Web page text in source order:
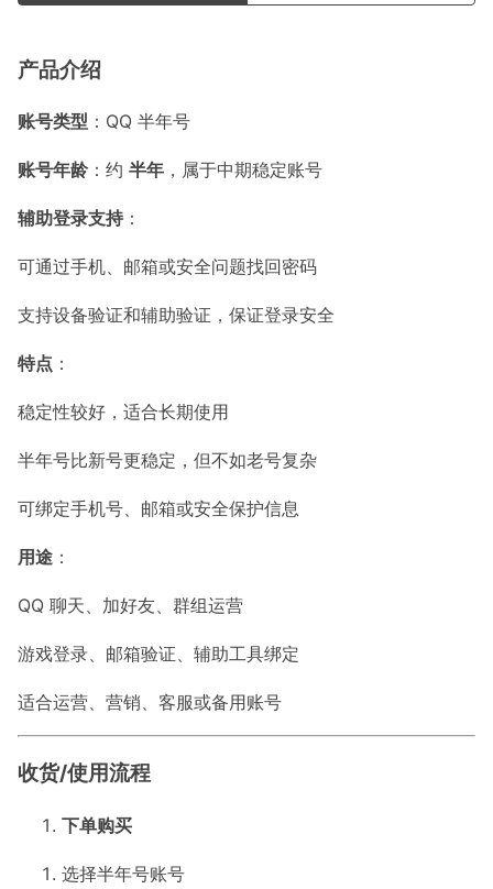
产品介绍
账号类型 ：QQ 半年号
账号年龄：约 半年 ，属于中期稳定账号
辅助登录支持 ：
可通过手机、邮箱或安全问题找回密码
支持设备验证和辅助验证，保证登录安全
特点 ：
稳定性较好，适合长期使用
半年号比新号更稳定，但不如老号复杂
可绑定手机号、邮箱或安全保护信息
用途 ：
QQ 聊天、加好友、群组运营
游戏登录、邮箱验证、辅助工具绑定
适合运营、营销、客服或备用账号
收货/使用流程
下单购买
选择半年号账号